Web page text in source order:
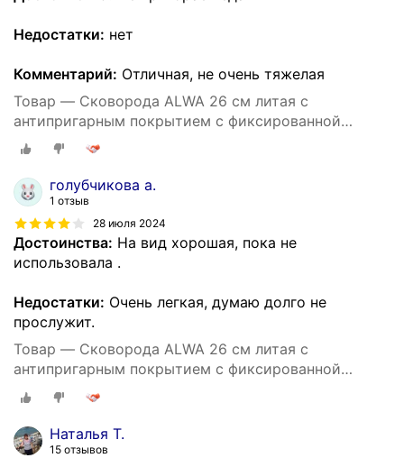
Недостатки: нет
Комментарий: Отличная, не очень тяжелая
Товар — Cковорода ALWA 26 см литая с
антипригарным покрытием с фиксированной
ручкой цвет мрамор
голубчикова а.
1 отзыв
28 июля 2024
Достоинства: На вид хорошая, пока не
использовала .
Недостатки: Очень легкая, думаю долго не
прослужит.
Товар — Cковорода ALWA 26 см литая с
антипригарным покрытием с фиксированной
ручкой цвет мрамор
Наталья Т.
15 отзывов